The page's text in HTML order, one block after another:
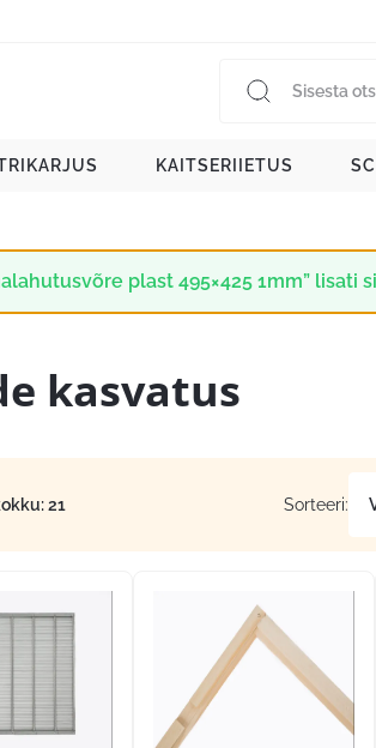
KAITSERIIETUS
plast 495×425 1mm” lisati
kasvatus
21 Sorteeri: